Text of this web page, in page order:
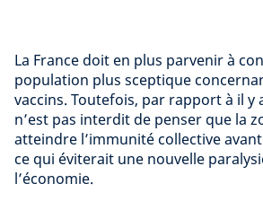
La France doit en plus parvenir à
population plus sceptique
vaccins. Toutefois, par rapport à il y
n’est pas interdit de penser que la
atteindre l’immunité collective
ce qui éviterait une nouvelle
l’économie.